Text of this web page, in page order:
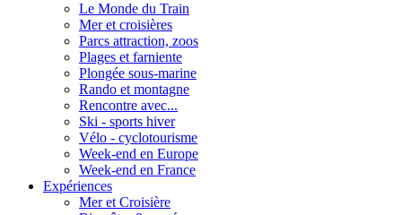
Le Monde du Train
Mer et croisières
Parcs attraction, zoos
Plages et farniente
Plongée sous-marine
Rando et montagne
Rencontre avec...
Ski - sports hiver
Vélo - cyclotourisme
Week-end en Europe
Week-end en France
Expériences
Mer et Croisière